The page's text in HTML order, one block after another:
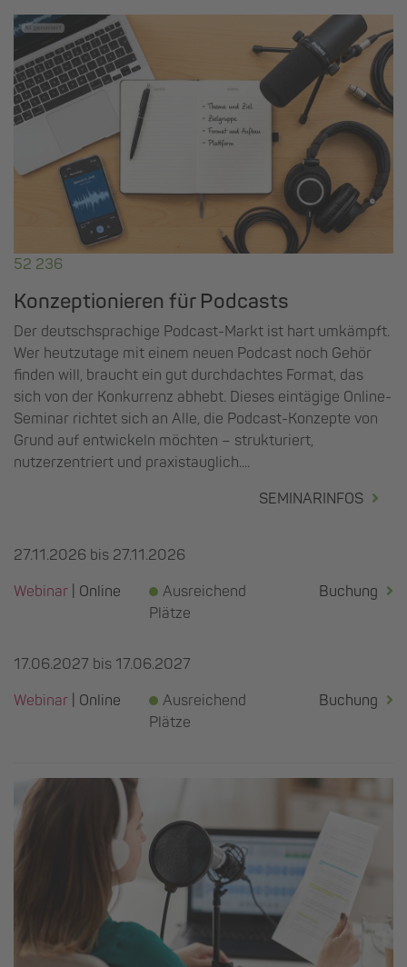
52 236
Konzeptionieren für Podcasts
Der deutschsprachige Podcast-Markt ist hart umkämpft.
Wer heutzutage mit einem neuen Podcast noch Gehör
finden will, braucht ein gut durchdachtes Format, das
sich von der Konkurrenz abhebt. Dieses eintägige Online-
Seminar richtet sich an Alle, die Podcast-Konzepte von
Grund auf entwickeln möchten – strukturiert,
nutzerzentriert und praxistauglich....
SEMINARINFOS
27.11.2026 bis 27.11.2026
Webinar | Online
Ausreichend
Plätze
Buchung
17.06.2027 bis 17.06.2027
Webinar | Online
Ausreichend
Plätze
Buchung